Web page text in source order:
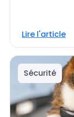
Lire l'article
Sécurité